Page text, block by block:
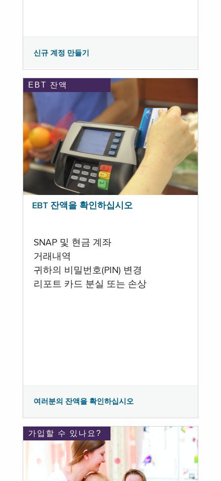
신규 계정 만들기
EBT 잔액
EBT 잔액을 확인하십시오
SNAP 및 현금 계좌
거래내역
귀하의 비밀번호(PIN) 변경
리포트 카드 분실 또는 손상
여러분의 잔액을 확인하십시오
가입할 수 있나요?